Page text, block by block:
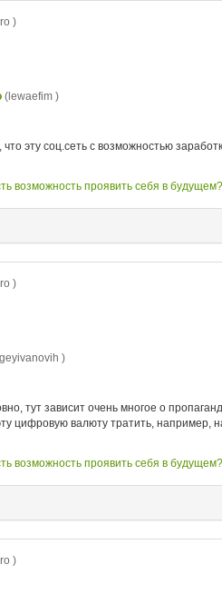
)
(lewaefim )
эту соц.сеть с возможностью
возможность проявить себя в будущем?
)
)
тут зависит очень многое о
цифровую валюту тратить, например,
возможность проявить себя в будущем?
)